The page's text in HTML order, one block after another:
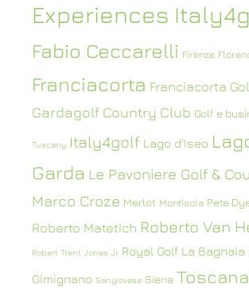
Experiences
Fabio Ceccarelli Firenze
Franciacorta Franciacorta
Gardagolf Country Club Golf e
Tuscany Italy4golf Lago d'Iseo
Garda Le Pavoniere Golf &
Marco Croze Merlot Montisola Pete
Roberto Matetich Roberto Van
Robert Trent Jones Jr Royal Golf La Bagnaia
Gimignano Sangiovese Siena Toscana